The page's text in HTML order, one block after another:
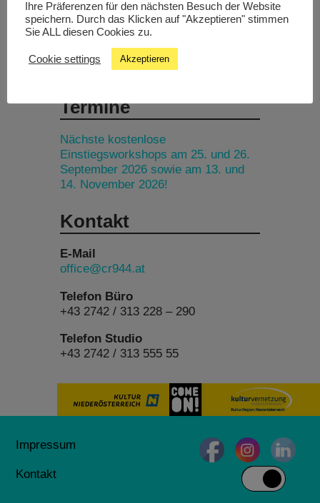
Songfinder
Termine
Nächste kostenlose
Einstiegsworkshops am 25. und 26.
September 2026 sowie am 13. und
14. November 2026!
Kontakt
E-Mail
office@cr944.at
Telefon Büro
+43 2742 / 313 228 – 290
Telefon Studio
+43 2742 / 313 555 55
Impressum
Kontakt
Ihre Präferenzen für den nächsten Besuch der Website
speichern. Durch das Klicken auf "Akzeptieren" stimmen
Sie ALL diesen Cookies zu.
Cookie settings Akzeptieren